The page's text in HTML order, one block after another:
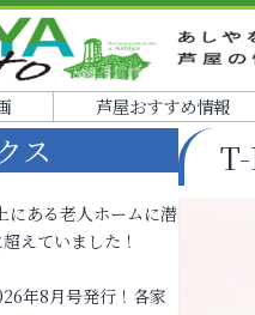
芦屋おすすめ情報
ス
ある老人ホームに潜
えていました！
年8月号発行！各家